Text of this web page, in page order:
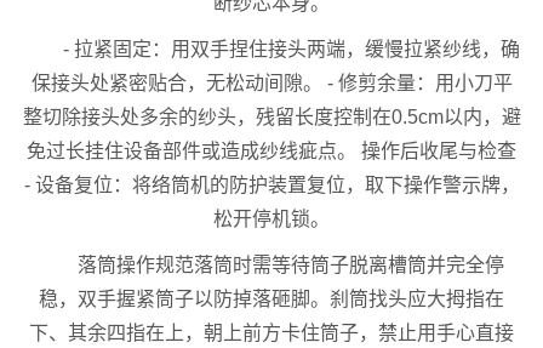
- 拉紧固定：用双手捏住接头两端，缓慢拉紧纱线，确
保接头处紧密贴合，无松动间隙。 - 修剪余量：用小刀平
整切除接头处多余的纱头，残留长度控制在0.5cm以内，避
免过长挂住设备部件或造成纱线疵点。 操作后收尾与检查
- 设备复位：将络筒机的防护装置复位，取下操作警示牌，
松开停机锁。
落筒操作规范落筒时需等待筒子脱离槽筒并完全停
稳，双手握紧筒子以防掉落砸脚。刹筒找头应大拇指在
下、其余四指在上，朝上前方卡住筒子，禁止用手心直接